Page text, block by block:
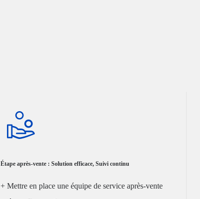
Étape après-vente : Solution efficace, Suivi continu
+ Mettre en place une équipe de service après-vente